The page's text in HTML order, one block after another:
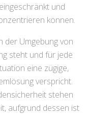
und
können.
der Umgebung von
steht und für jede
eine zügige,
verspricht.
stehen
aufgrund dessen ist